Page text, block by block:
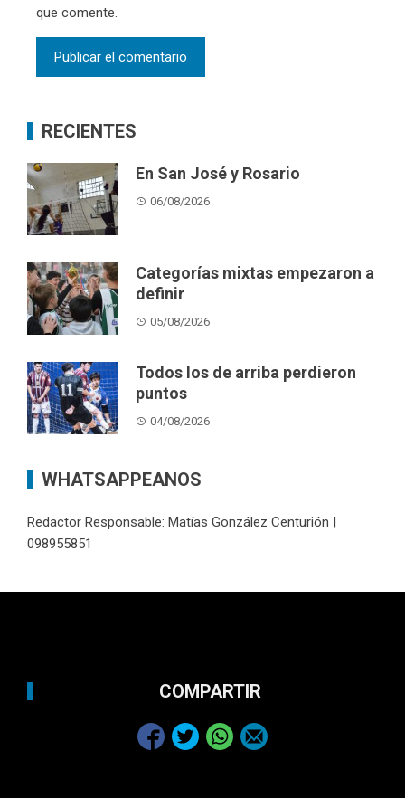
que comente.
RECIENTES
En San José y Rosario
06/08/2026
Categorías mixtas empezaron a
definir
05/08/2026
Todos los de arriba perdieron
puntos
04/08/2026
WHATSAPPEANOS
Redactor Responsable: Matías González Centurión |
098955851
COMPARTIR